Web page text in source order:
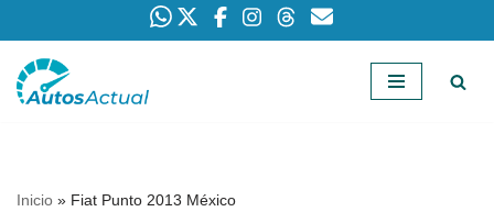
Saltar
Inicio » Fiat Punto 2013 México